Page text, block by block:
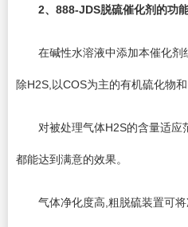
2、888-JDS脱硫催化剂的功
在碱性水溶液中添加本催化剂
除H2S,以COS为主的有机硫化物和
对被处理气体H2S的含量适应
都能达到满意的效果。
气体净化度高,粗脱硫装置可将